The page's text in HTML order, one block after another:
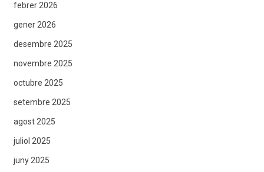
febrer 2026
gener 2026
desembre 2025
novembre 2025
octubre 2025
setembre 2025
agost 2025
juliol 2025
juny 2025